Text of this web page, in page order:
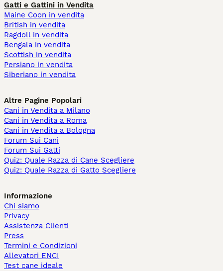
Gatti e Gattini in Vendita
Maine Coon in vendita
British in vendita
Ragdoll in vendita
Bengala in vendita
Scottish in vendita
Persiano in vendita
Siberiano in vendita
Altre Pagine Popolari
Cani in Vendita a Milano
Cani in Vendita a Roma
Cani in Vendita a Bologna
Forum Sui Cani
Forum Sui Gatti
Quiz: Quale Razza di Cane Scegliere
Quiz: Quale Razza di Gatto Scegliere
Informazione
Chi siamo
Privacy
Assistenza Clienti
Press
Termini e Condizioni
Allevatori ENCI
Test cane ideale